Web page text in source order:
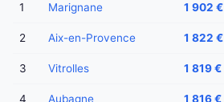
1 Marignane 1 902 €
2 Aix-en-Provence 1 822 €
3 Vitrolles 1 819 €
4 Aubagne 1 816 €